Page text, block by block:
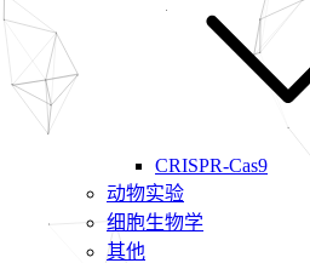
CRISPR-Cas9
动物实验
细胞生物学
其他